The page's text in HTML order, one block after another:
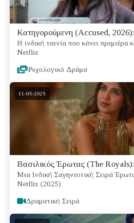
Κατηγορούμενη (Accused, 2026):
Η ινδική ταινία που κάνει πρεμιέρα
Netflix
Ψυχολογικό Δράμα
11-05-2025
Βασιλικός Έρωτας (The Royals):
Μια Ινδική Σαγηνευτική Σειρά
Netflix (2025)
Δραματική Σειρά